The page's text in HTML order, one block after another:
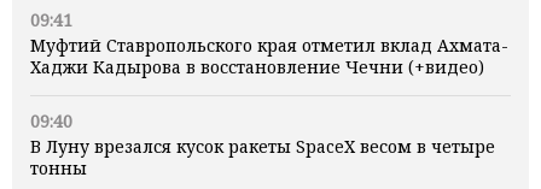
09:41
Муфтий Ставропольского края отметил вклад Ахмата-
Хаджи Кадырова в восстановление Чечни (+видео)
09:40
В Луну врезался кусок ракеты SpaceX весом в четыре
тонны